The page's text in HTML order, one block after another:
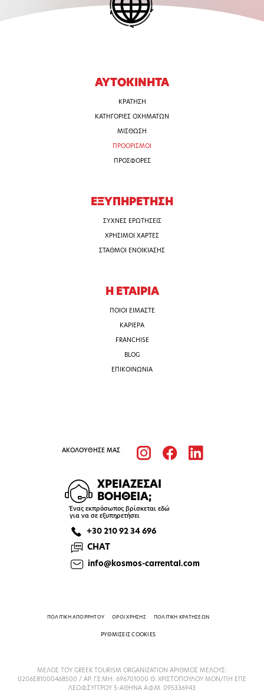
ΑΥΤΟΚΙΝΗΤΑ
ΚΡΑΤΗΣΗ
ΚΑΤΗΓΟΡΙΕΣ OXHMATΩΝ
ΜΙΣΘΩΣΗ
ΠΡΟΟΡΙΣΜΟΙ
ΠΡΟΣΦΟΡΕΣ
ΕΞΥΠΗΡΕΤΗΣΗ
ΣΥΧΝΕΣ ΕΡΩΤΗΣΕΙΣ
ΧΡΗΣΙΜΟΙ ΧΑΡΤΕΣ
ΣΤΑΘΜΟΙ ΕΝΟΙΚΙΑΣΗΣ
Η ΕΤΑΙΡΙΑ
ΠΟΙΟΙ ΕΙΜΑΣΤΕ
ΚΑΡΙΕΡΑ
FRANCHISE
BLOG
ΕΠΙΚΟΙΝΩΝΙΑ
ΑΚΟΛΟΥΘΗΣΕ ΜΑΣ
ΧΡΕΙΑΖΕΣΑΙ
ΒΟΗΘΕΙΑ;
Ένας εκπρόσωπος βρίσκεται εδώ
για να σε εξυπηρετήσει
+30 210 92 34 696
CHAT
info@kosmos-carrental.com
ΠΟΛΙΤΙΚΗ ΑΠΟΡΡΗΤΟΥ ΟΡΟΙ ΧΡΗΣΗΣ ΠΟΛΙΤΙΚΗ ΚΡΑΤΗΣΕΩΝ
ΡΥΘΜΙΣΕΙΣ COOKIES
ΜΕΛΟΣ ΤΟΥ GREEK TOURISM ORGANIZATION ΑΡΙΘΜΟΣ ΜΕΛΟΥΣ:
0206Ε81000468500 / ΑΡ. Γ.Ε.ΜΗ: 696701000 Θ. ΧΡΙΣΤΟΠΟΥΛΟΥ ΜΟΝ/ΠΗ ΕΠΕ
ΛΕΩΦ.ΣΥΓΓΡΟΥ 5-ΑΘΗΝΑ Α.Φ.Μ. 095336943